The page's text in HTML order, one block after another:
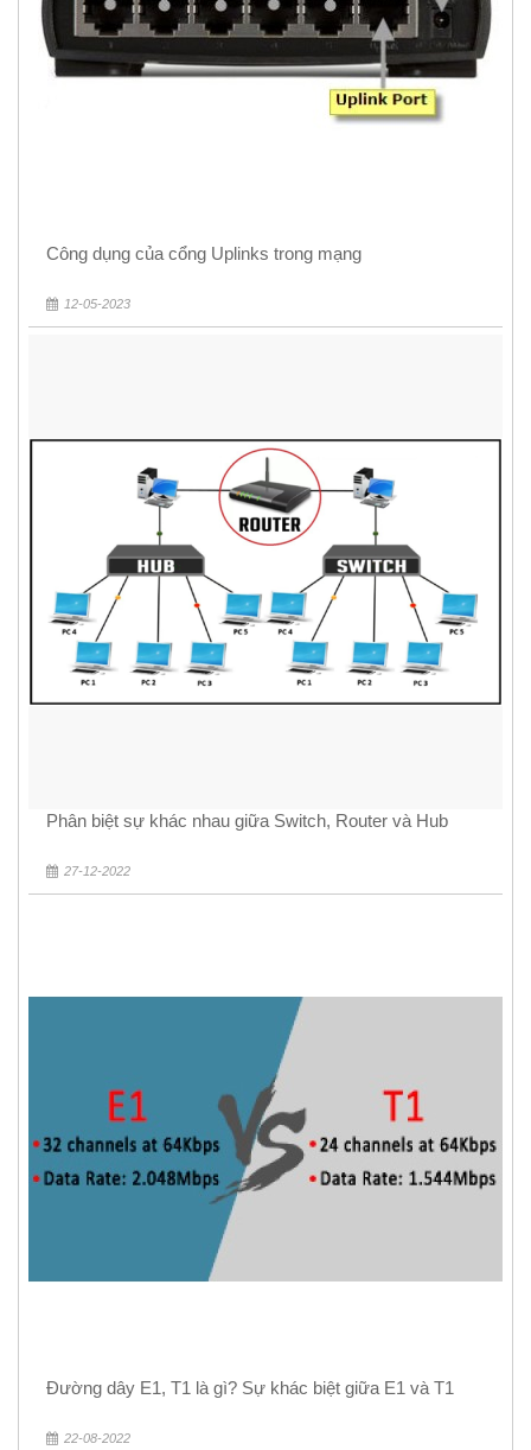
Công dụng của cổng Uplinks trong mạng
12-05-2023
Phân biệt sự khác nhau giữa Switch, Router và Hub
27-12-2022
Đường dây E1, T1 là gì? Sự khác biệt giữa E1 và T1
22-08-2022